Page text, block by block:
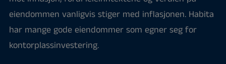
eiendommen vanligvis stiger med inflasjonen. Habita
har mange gode eiendommer som egner seg for
kontorplassinvestering.